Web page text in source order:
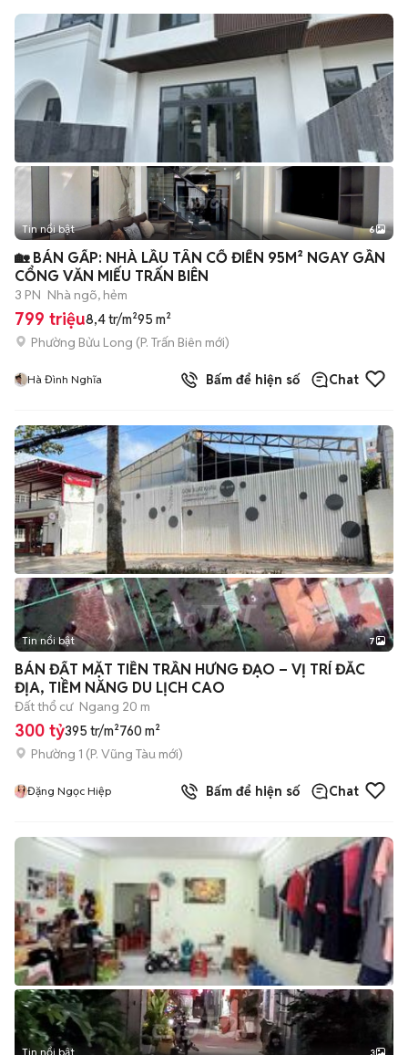
+2
Tin nổi bật 6
🏡 BÁN GẤP: NHÀ LẦU TÂN CỔ ĐIỂN 95M² NGAY GẦN
CỔNG VĂN MIẾU TRẤN BIÊN
3 PN Nhà ngõ, hẻm
799 triệu8,4 tr/m²95 m²
Phường Bửu Long (P. Trấn Biên mới)
Hà Đình Nghĩa Bấm để hiện số Chat
+2
Tin nổi bật 7
BÁN ĐẤT MẶT TIỀN TRẦN HƯNG ĐẠO – VỊ TRÍ ĐẮC
ĐỊA, TIỀM NĂNG DU LỊCH CAO
Đất thổ cư Ngang 20 m
300 tỷ395 tr/m²760 m²
Phường 1 (P. Vũng Tàu mới)
Đặng Ngọc Hiệp Bấm để hiện số Chat
Tin nổi bật 3